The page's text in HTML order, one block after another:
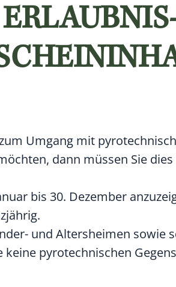
Umgang mit
dann müssen Sie
bis 30. Dezember
und Altersheimen sowie
pyrotechnischen